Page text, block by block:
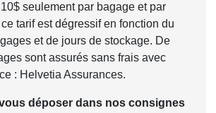
seulement par bagage et par
tarif est dégressif en fonction du
et de jours de stockage. De
sont assurés sans frais avec
: Helvetia Assurances.
déposer dans nos consignes